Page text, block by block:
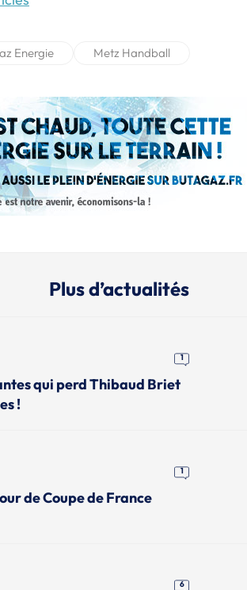
Energie Metz Handball
Plus d’actualités
1
qui perd Thibaud Briet
!
1
de Coupe de France
6